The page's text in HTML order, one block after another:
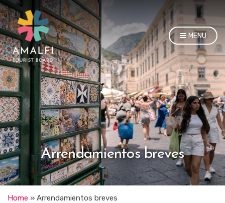
MENU
Arrendamientos breves
Home » Arrendamientos breves